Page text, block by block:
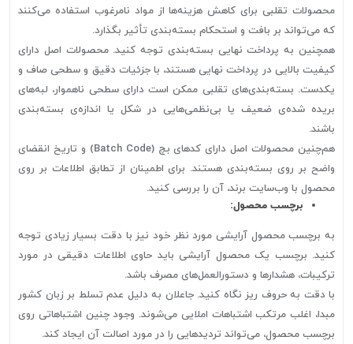
محصولات تقلبی برای کاهش هزینه‌ها از مواد نامرغوب استفاده می‌کنند
که می‌تواند بر بافت و استحکام بسته‌بندی تأثیر بگذارد.
همچنین به پرداخت نهایی بسته‌بندی توجه کنید. محصولات اصل دارای
کیفیت بالایی در پرداخت نهایی هستند، با جزئیات دقیق و سطحی صاف و
یکدست. بسته‌بندی‌های تقلبی ممکن است دارای سطحی ناهموار، لبه‌های
بریده شده‌ی ضعیف یا بی‌نظمی‌هایی در شکل یا اندازه‌ی بسته‌بندی
باشند.
هم‌چنین محصولات اصل دارای کدهای بچ (Batch Code) و تاریخ انقضای
واضح بر روی بسته‌بندی هستند. برای اطمینان از تطابق اطلاعات بر روی
محصول با وب‌سایت برند، آن را بررسی کنید.
برچسب محصول:
به برچسب محصول آرایشی مورد نظر خود نیز با دقت بسیار زیادی توجه
کنید. برچسب یک محصول آرایشی باید حاوی اطلاعات دقیقی در مورد
ترکیبات، هشدارها و دستورالعمل‌های مصرف باشد.
با دقت به حروف ریز نگاه کنید. جاعلان به دلیل عدم تسلط بر زبان کشور
مبدا، اغلب مرتکب اشتباهات املایی می‌شوند. وجود چنین اشتباهاتی روی
برچسب محصول، می‌تواند تردیدهایی را در مورد اصالت آن ایجاد کند.